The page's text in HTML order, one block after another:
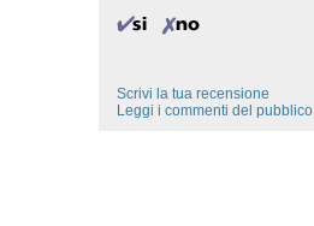
Scrivi la tua recensione
Leggi i commenti del pubblico